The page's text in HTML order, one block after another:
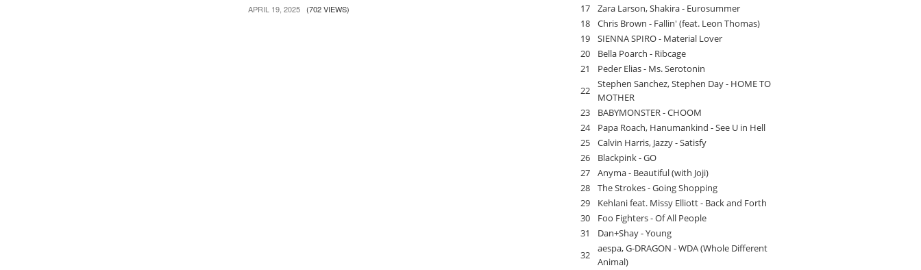
APRIL 19, 2025 (702 VIEWS)
17
Zara Larson, Shakira - Eurosummer
18
Chris Brown - Fallin' (feat. Leon Thomas)
19
SIENNA SPIRO - Material Lover
20
Bella Poarch - Ribcage
21
Peder Elias - Ms. Serotonin
22
Stephen Sanchez, Stephen Day - HOME TO
MOTHER
23
BABYMONSTER - CHOOM
24
Papa Roach, Hanumankind - See U in Hell
25
⁠Calvin Harris, Jazzy - Satisfy
26
Blackpink - GO
27
Anyma - Beautiful (with Joji)
28
The Strokes - Going Shopping
29
Kehlani feat. Missy Elliott - Back and Forth
30
Foo Fighters - Of All People
31
Dan+Shay - Young
32
aespa, G-DRAGON - WDA (Whole Different
Animal)